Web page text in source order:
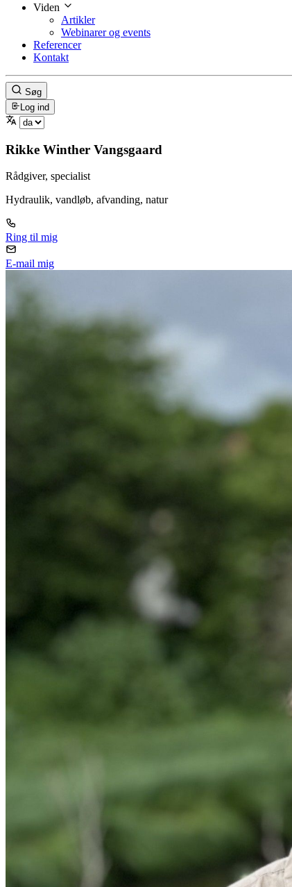
Viden
Artikler
Webinarer og events
Referencer
Kontakt
Søg
Log ind
Rikke Winther Vangsgaard
Rådgiver, specialist
Hydraulik, vandløb, afvanding, natur
Ring til mig
E-mail mig